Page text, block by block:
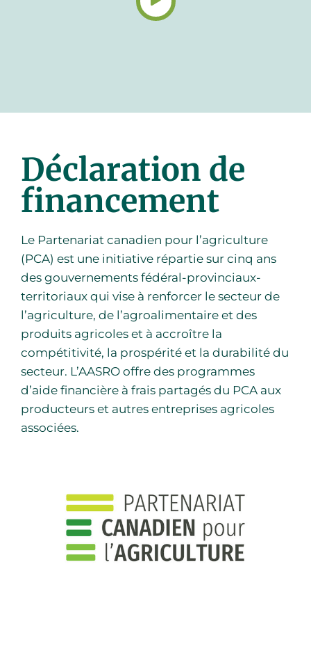
Déclaration de
financement
Le Partenariat canadien pour l’agriculture
(PCA) est une initiative répartie sur cinq ans
des gouvernements fédéral-provinciaux-
territoriaux qui vise à renforcer le secteur de
l’agriculture, de l’agroalimentaire et des
produits agricoles et à accroître la
compétitivité, la prospérité et la durabilité du
secteur. L’AASRO offre des programmes
d’aide financière à frais partagés du PCA aux
producteurs et autres entreprises agricoles
associées.